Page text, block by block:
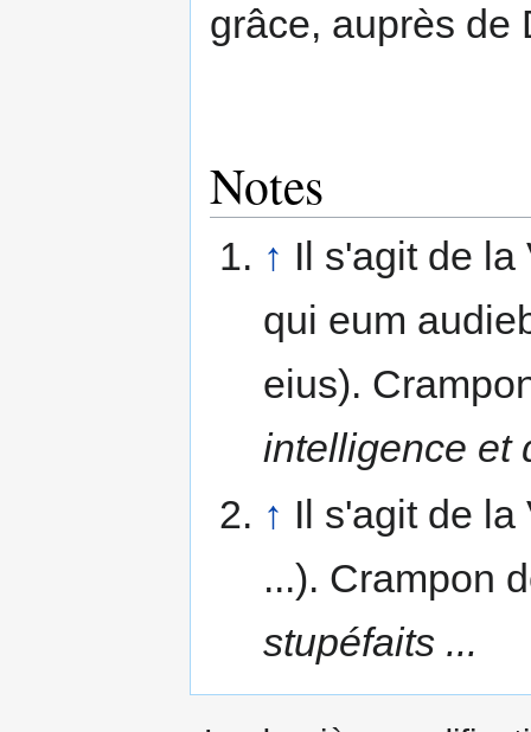
grâce, auprès de
Notes
↑ Il s'agit de
qui eum
eius).
intelligence et
↑ Il s'agit de
...). Crampon
stupéfaits ...